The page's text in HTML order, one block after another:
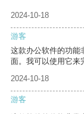
2024-10-18
游客
这款办公软件的功能
面。我可以使用它来
2024-10-18
游客